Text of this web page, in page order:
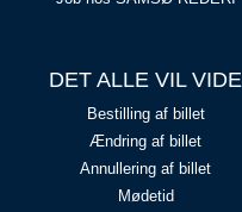
DET ALLE VIL VIDE
Bestilling af billet
Ændring af billet
Annullering af billet
Mødetid